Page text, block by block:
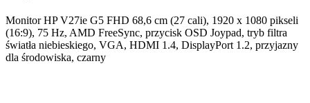
Monitor HP V27ie G5 FHD 68,6 cm (27 cali), 1920 x 1080 pikseli
(16:9), 75 Hz, AMD FreeSync, przycisk OSD Joypad, tryb filtra
światła niebieskiego, VGA, HDMI 1.4, DisplayPort 1.2, przyjazny
dla środowiska, czarny